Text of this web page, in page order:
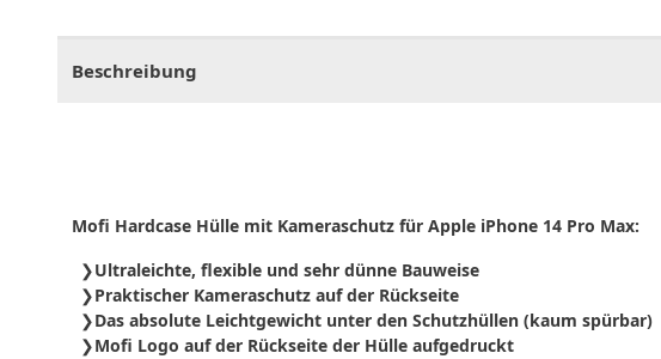
Beschreibung
Mofi Hardcase Hülle mit Kameraschutz für Apple iPhone 14 Pro Max:
Ultraleichte, flexible und sehr dünne Bauweise
Praktischer Kameraschutz auf der Rückseite
Das absolute Leichtgewicht unter den Schutzhüllen (kaum spürbar)
Mofi Logo auf der Rückseite der Hülle aufgedruckt